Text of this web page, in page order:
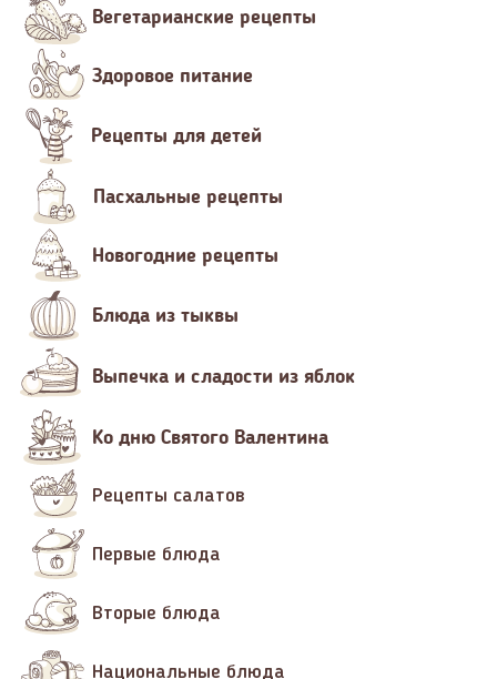
Вегетарианские рецепты
Здоровое питание
Рецепты для детей
Пасхальные рецепты
Новогодние рецепты
Блюда из тыквы
Выпечка и сладости из яблок
Ко дню Святого Валентина
Рецепты салатов
Первые блюда
Вторые блюда
Национальные блюда